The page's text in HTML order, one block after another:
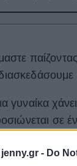
jenny.gr - Do
σε
όσο
να παίξει